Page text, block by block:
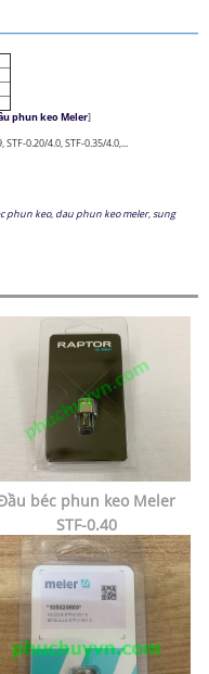
phun keo Meler]
0.20/4.0, STF-0.35/4.0,...
phun keo, dau phun keo meler, sung
béc phun keo Meler
STF-0.40